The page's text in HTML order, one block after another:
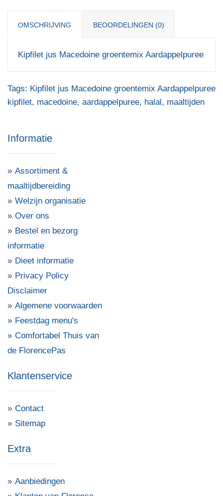
OMSCHRIJVING BEOORDELINGEN (0)
Kipfilet jus Macedoine groentemix Aardappelpuree
Tags: Kipfilet jus Macedoine groentemix Aardappelpuree
kipfilet, macedoine, aardappelpuree, halal, maaltijden
Informatie
Assortiment &
maaltijdbereiding
Welzijn organisatie
Over ons
Bestel en bezorg
informatie
Dieet informatie
Privacy Policy
Disclaimer
Algemene voorwaarden
Feestdag menu's
Comfortabel Thuis van
de FlorencePas
Klantenservice
Contact
Sitemap
Extra
Aanbiedingen